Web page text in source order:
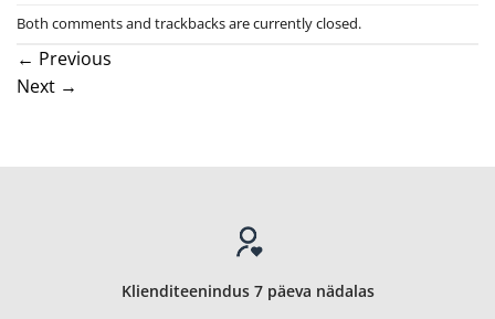
Both comments and trackbacks are currently closed.
← Previous
Next →
Klienditeenindus 7 päeva nädalas